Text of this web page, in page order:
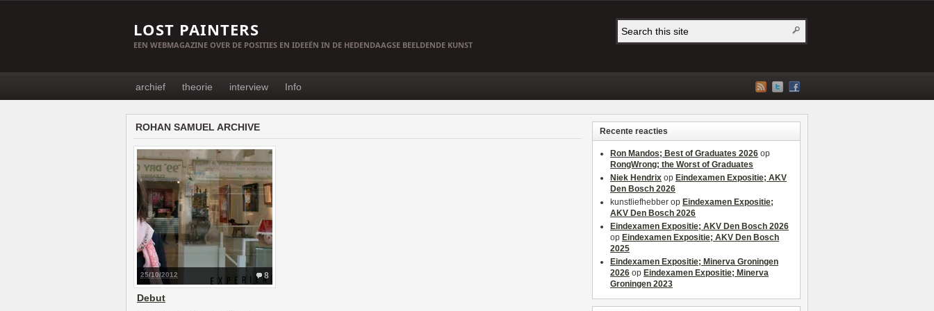
LOST PAINTERS
EEN WEBMAGAZINE OVER DE POSITIES EN IDEEËN IN DE HEDENDAAGSE BEELDENDE KUNST
archief theorie interview Info
ROHAN SAMUEL ARCHIVE
8
25/10/2012
Debut
Recente reacties
Ron Mandos; Best of Graduates 2026 op
RongWrong; the Worst of Graduates
Niek Hendrix op Eindexamen Expositie; AKV
Den Bosch 2026
kunstliefhebber op Eindexamen Expositie;
AKV Den Bosch 2026
Eindexamen Expositie; AKV Den Bosch 2026
op Eindexamen Expositie; AKV Den Bosch
2025
Eindexamen Expositie; Minerva Groningen
2026 op Eindexamen Expositie; Minerva
Groningen 2023